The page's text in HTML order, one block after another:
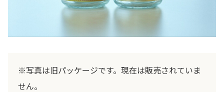
※写真は旧パッケージです。現在は販売されていま
せん。